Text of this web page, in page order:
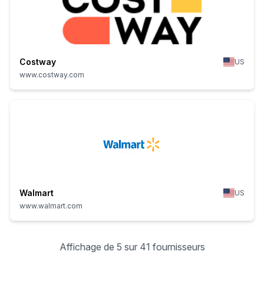
Costway
US
www.costway.com
Walmart
US
www.walmart.com
Affichage de 5 sur 41 fournisseurs